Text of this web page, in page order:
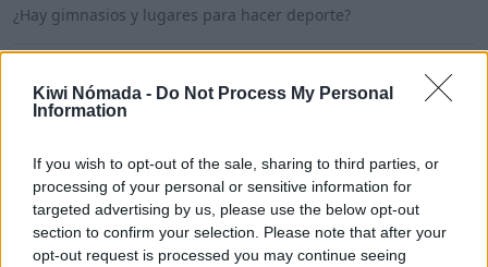
Kiwi Nómada - Do Not Process My Personal
Information
If you wish to opt-out of the sale, sharing to third parties, or
processing of your personal or sensitive information for
targeted advertising by us, please use the below opt-out
section to confirm your selection. Please note that after your
opt-out request is processed you may continue seeing
¿Hay gimnasios y lugares para hacer deporte?
¿Hay tiendas de alimentos o supermercados?
San José para nómadas digitales